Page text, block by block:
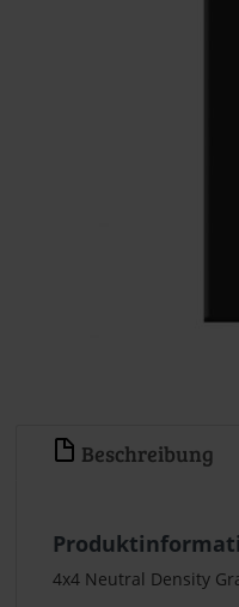
Beschreibung
4x4 Neutral Density